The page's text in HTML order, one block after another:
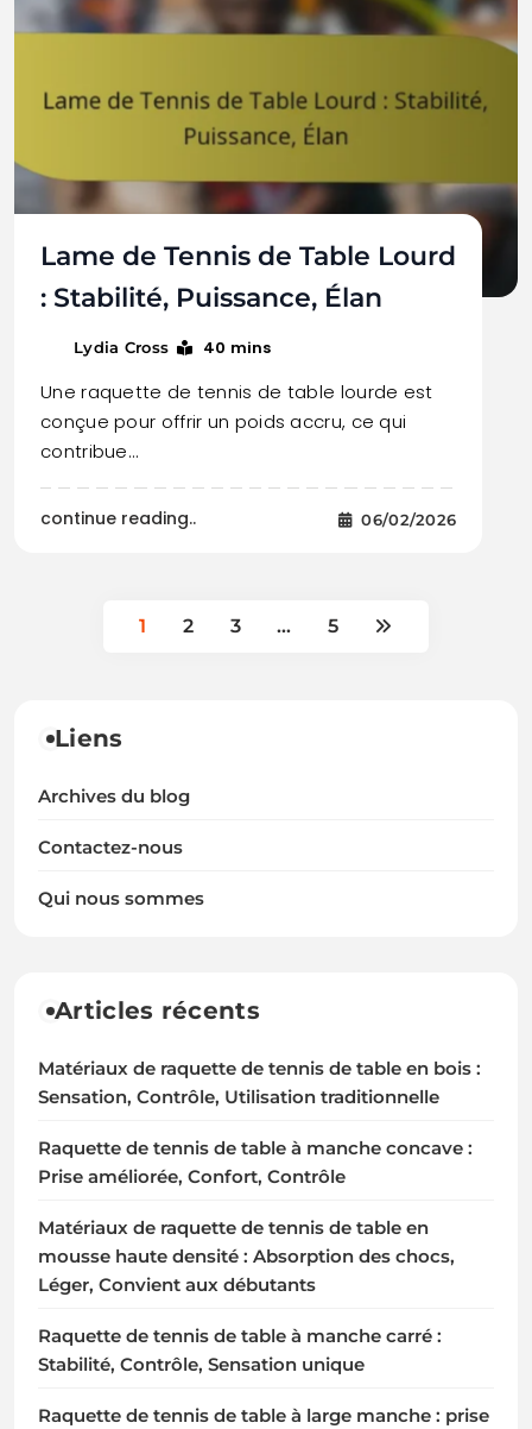
Lame de Tennis de Table Lourd
: Stabilité, Puissance, Élan
Lydia Cross 40 mins
Une raquette de tennis de table lourde est
conçue pour offrir un poids accru, ce qui
contribue…
continue reading.. 06/02/2026
1 2 3 … 5
Liens
Archives du blog
Contactez-nous
Qui nous sommes
Articles récents
Matériaux de raquette de tennis de table en bois :
Sensation, Contrôle, Utilisation traditionnelle
Raquette de tennis de table à manche concave :
Prise améliorée, Confort, Contrôle
Matériaux de raquette de tennis de table en
mousse haute densité : Absorption des chocs,
Léger, Convient aux débutants
Raquette de tennis de table à manche carré :
Stabilité, Contrôle, Sensation unique
Raquette de tennis de table à large manche : prise